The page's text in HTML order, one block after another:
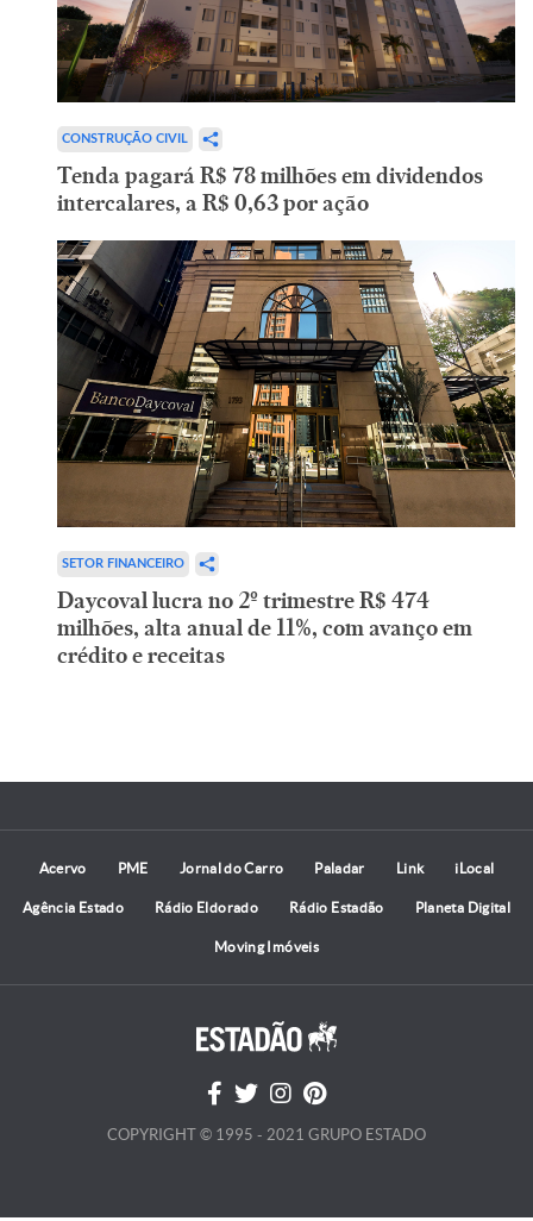
CONSTRUÇÃO CIVIL
Tenda pagará R$ 78 milhões em dividendos
intercalares, a R$ 0,63 por ação
SETOR FINANCEIRO
Daycoval lucra no 2º trimestre R$ 474
milhões, alta anual de 11%, com avanço em
crédito e receitas
Acervo PME Jornal do Carro Paladar Link iLocal
Agência Estado Rádio Eldorado Rádio Estadão Planeta Digital
Moving Imóveis
COPYRIGHT © 1995 - 2021 GRUPO ESTADO